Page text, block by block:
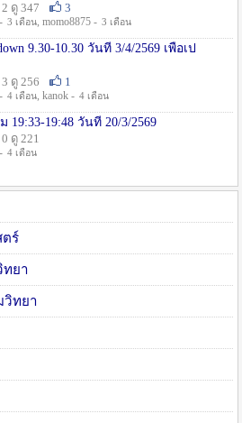
ดู 347
3
3 เดือน, momo8875 - 3 เดือน
9.30-10.30 วันที่ 3/4/2569 เพื่อเป
ดู 256
1
4 เดือน, kanok - 4 เดือน
19:33-19:48 วันที่ 20/3/2569
ดู 221
4 เดือน
ร์
ยา
วิทยา